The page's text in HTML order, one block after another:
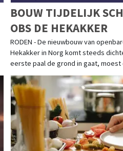
BOUW TIJDELIJK
OBS DE HEKAKKER
RODEN - De nieuwbouw van
Hekakker in Norg komt steeds
eerste paal de grond in gaat, moest